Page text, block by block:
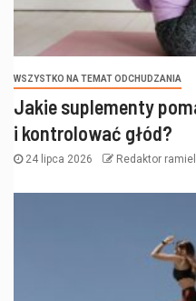
WSZYSTKO NA TEMAT ODCHUDZANIA
Jakie suplementy
i kontrolować głód?
24 lipca 2026 Redaktor